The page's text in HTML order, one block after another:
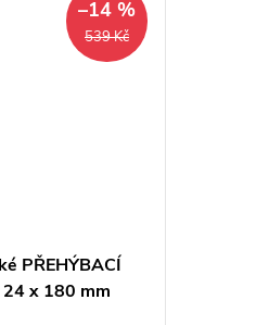
539 Kč
–14 %
PŘEHÝBACÍ
24 x 180 mm